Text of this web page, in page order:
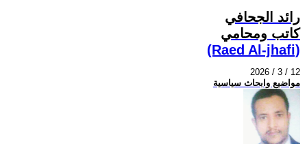
رائد الجحافي
كاتب ومحامي
(Raed Al-jhafi)
2026 / 3 / 12
مواضيع وابحاث سياسية